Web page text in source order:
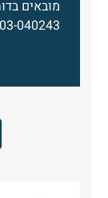
03-040243).